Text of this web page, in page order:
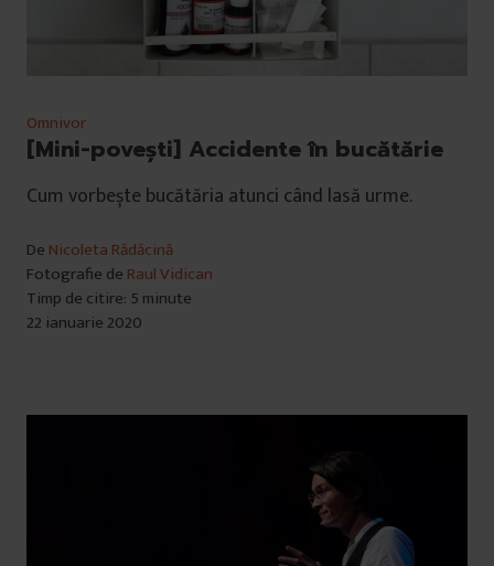
Omnivor
[Mini-povești] Accidente în bucătărie
Cum vorbește bucătăria atunci când lasă urme.
De Nicoleta Rădăcină
Fotografie de Raul Vidican
Timp de citire: 5 minute
22 ianuarie 2020